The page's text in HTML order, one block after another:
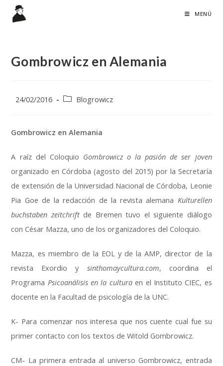
MENÚ
Gombrowicz en Alemania
Publicación
entrada:
24/02/2016
Categoría
entrada:
Blogrowicz
Gombrowicz en Alemania
A raíz del Coloquio Gombrowicz o la pasión de ser joven
organizado en Córdoba (agosto del 2015) por la Secretaría
de extensión de la Universidad Nacional de Córdoba, Leonie
Pia Goe de la redacción de la revista alemana Kulturellen
buchstaben zeitchriftde Bremen tuvo el siguiente diálogo
con César Mazza, uno de los organizadores del Coloquio.
Mazza, es miembro de la EOL y de la AMP, director de la
revista Exordio y sinthomaycultura.com, coordina el
Programa Psicoanálisis en la culturaen el Instituto CIEC, es
docente en la Facultad de psicología de la UNC.
K- Para comenzar nos interesa que nos cuente cual fue su
primer contacto con los textos de Witold Gombrowicz.
CM- La primera entrada al universo Gombrowicz, entrada